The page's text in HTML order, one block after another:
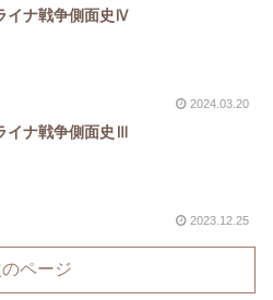
イナ戦争側面史Ⅳ
2024.03.20
イナ戦争側面史Ⅲ
2023.12.25
ページ